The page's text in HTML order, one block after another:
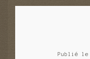
Publié le